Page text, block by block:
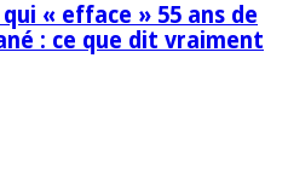
qui « efface » 55 ans de
: ce que dit vraiment